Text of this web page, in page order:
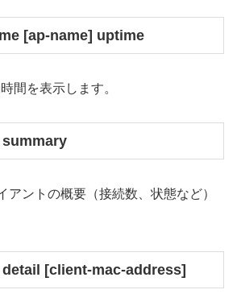
[ap-name] uptime
間を表示します。
アントの概要（接続数、状態など）
[client-mac-address]